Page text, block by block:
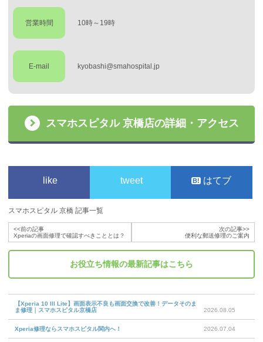
営業時間 10時～19時
E-mail kyobashi@smahospital.jp
スマホスピタル 京橋店の詳細・アクセス
like tweet はてブ
スマホスピタル 京橋 記事一覧
<<前の記事
Xperiaの画面修理で確認すべきこととは？
次の記事>>
便利な郵送修理のご案内
お役立ち情報の最新記事はこちら
【Xperia 10 III Lite】画面表示不良も画面交換で改善！データそのま
ま修理｜スマホスピタル京橋店
2026.08.05
Xperia修理ならスマホスピタル関内へ！ 2026.07.04